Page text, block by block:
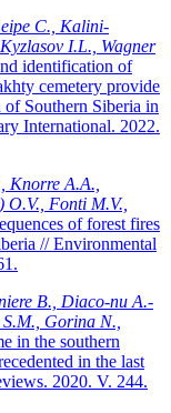
C., Kalini-
I.L., Wagner
identification of
cemetery provide
Southern Siberia in
International. 2022.
Knorre A.A.,
O.V., Fonti M.V.,
of forest fires
// Environmental
B., Diaco-nu A.-
Gorina N.,
in the southern
in the last
2020. V. 244.